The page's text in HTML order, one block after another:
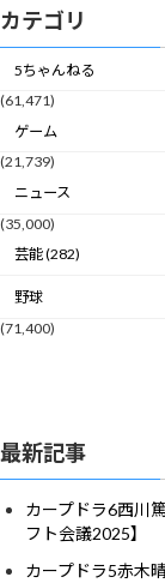
カテゴリ
5ちゃんねる
(61,471)
ゲーム
(21,739)
ニュース
(35,000)
芸能 (282)
野球
(71,400)
最新記事
カープドラ6西川
フト会議2025】
カープドラ5赤木